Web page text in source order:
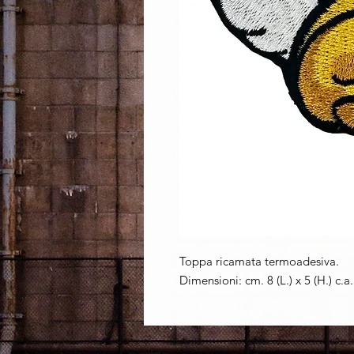
Toppa ricamata termoadesiva.
Dimensioni: cm. 8 (L.) x 5 (H.) c.a.